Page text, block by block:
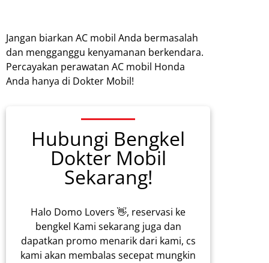
Jangan biarkan AC mobil Anda bermasalah
dan mengganggu kenyamanan berkendara.
Percayakan perawatan AC mobil Honda
Anda hanya di Dokter Mobil!
Hubungi Bengkel
Dokter Mobil
Sekarang!
Halo Domo Lovers 👋, reservasi ke
bengkel Kami sekarang juga dan
dapatkan promo menarik dari kami, cs
kami akan membalas secepat mungkin